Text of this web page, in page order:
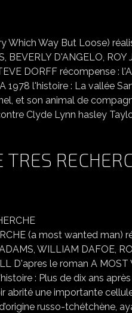
Which Way But Loose)
BEVERLY D'ANGELO,
DORFF récompense :
1978 l'histoire : La vallée
et son animal de
Clyde Lynn hasley
(a most wanted man)
WILLIAM DAFOE,
D'apres le roman A
: Plus de dix ans
abrité une importante
russo-tchétchène,